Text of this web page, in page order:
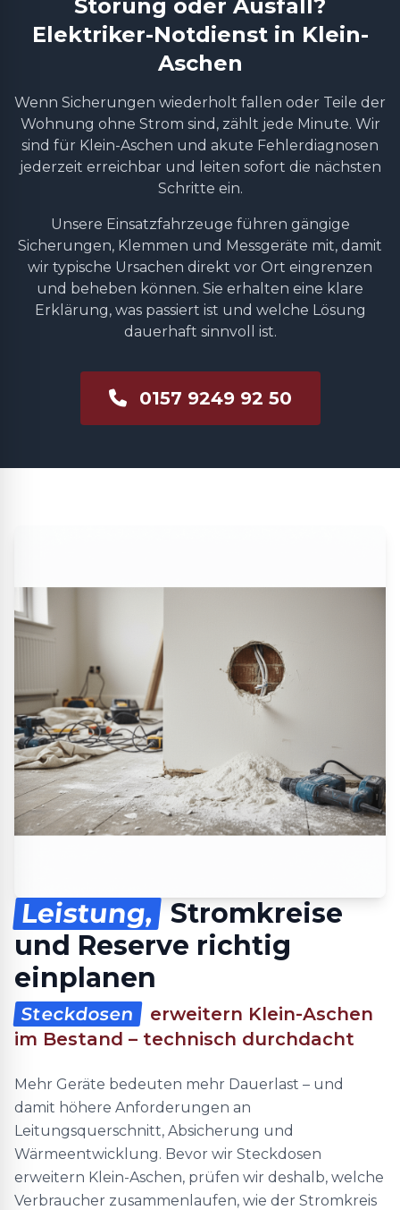
Störung oder Ausfall?
Elektriker-Notdienst in Klein-
Aschen
Wenn Sicherungen wiederholt fallen oder Teile der
Wohnung ohne Strom sind, zählt jede Minute. Wir
sind für Klein-Aschen und akute Fehlerdiagnosen
jederzeit erreichbar und leiten sofort die nächsten
Schritte ein.
Unsere Einsatzfahrzeuge führen gängige
Sicherungen, Klemmen und Messgeräte mit, damit
wir typische Ursachen direkt vor Ort eingrenzen
und beheben können. Sie erhalten eine klare
Erklärung, was passiert ist und welche Lösung
dauerhaft sinnvoll ist.
0157 9249 92 50
Leistung, Stromkreise
und Reserve richtig
einplanen
Steckdosen
erweitern Klein-Aschen
im Bestand – technisch durchdacht
Mehr Geräte bedeuten mehr Dauerlast – und
damit höhere Anforderungen an
Leitungsquerschnitt, Absicherung und
Wärmeentwicklung. Bevor wir Steckdosen
erweitern Klein-Aschen, prüfen wir deshalb, welche
Verbraucher zusammenlaufen, wie der Stromkreis